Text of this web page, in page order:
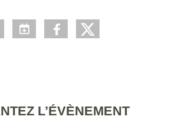
L’ÉVÈNEMENT